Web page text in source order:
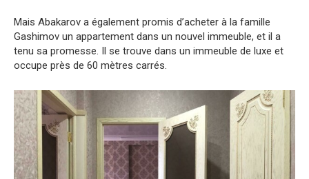
Mais Abakarov a également promis d’acheter à la famille
Gashimov un appartement dans un nouvel immeuble, et il a
tenu sa promesse. Il se trouve dans un immeuble de luxe et
occupe près de 60 mètres carrés.